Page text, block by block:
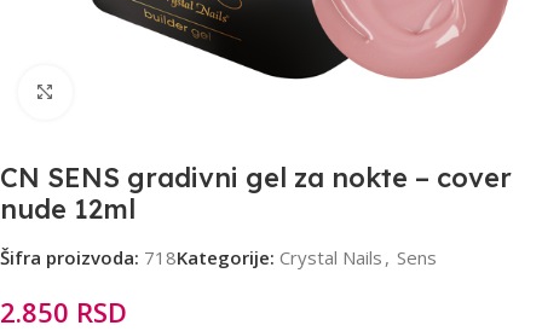
CN SENS gradivni gel za nokte – cover
nude 12ml
Šifra proizvoda: 718Kategorije: Crystal Nails , Sens
2.850 RSD